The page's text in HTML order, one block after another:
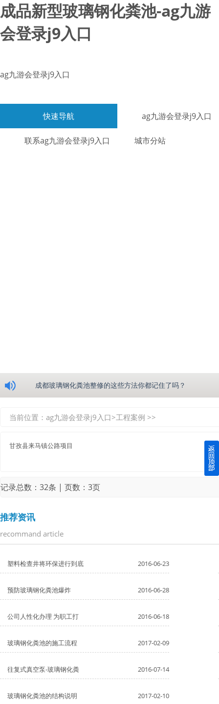
成品新型玻璃钢化粪池-ag九游
会登录j9入口
ag九游会登录j9入口
快速导航 ag九游会登录j9入口
联系ag九游会登录j9入口 城市分站
成都玻璃钢化粪池整修的这些方法你都记住了吗？
四川玻璃钢化粪池逐渐取代传统玻璃钢化粪池的这几点原因
关于重庆玻璃钢化粪池的这些基础知识你都记住了吗？
在安装绵阳玻璃钢化粪池时可能遇到这些难题
当前位置： ag九游会登录j9入口>工程案例 >>
甘孜县来马镇公路项目
记录总数：32条 | 页数：3页
推荐资讯
recommand article
塑料检查井将环保进行到底 2016-06-23
预防玻璃钢化粪池爆炸 2016-06-28
公司人性化办理 为职工打 2016-06-18
玻璃钢化粪池的施工流程 2017-02-09
往复式真空泵-玻璃钢化粪 2016-07-14
玻璃钢化粪池的结构说明 2017-02-10